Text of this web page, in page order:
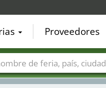
Proveedores
Países Ciudades